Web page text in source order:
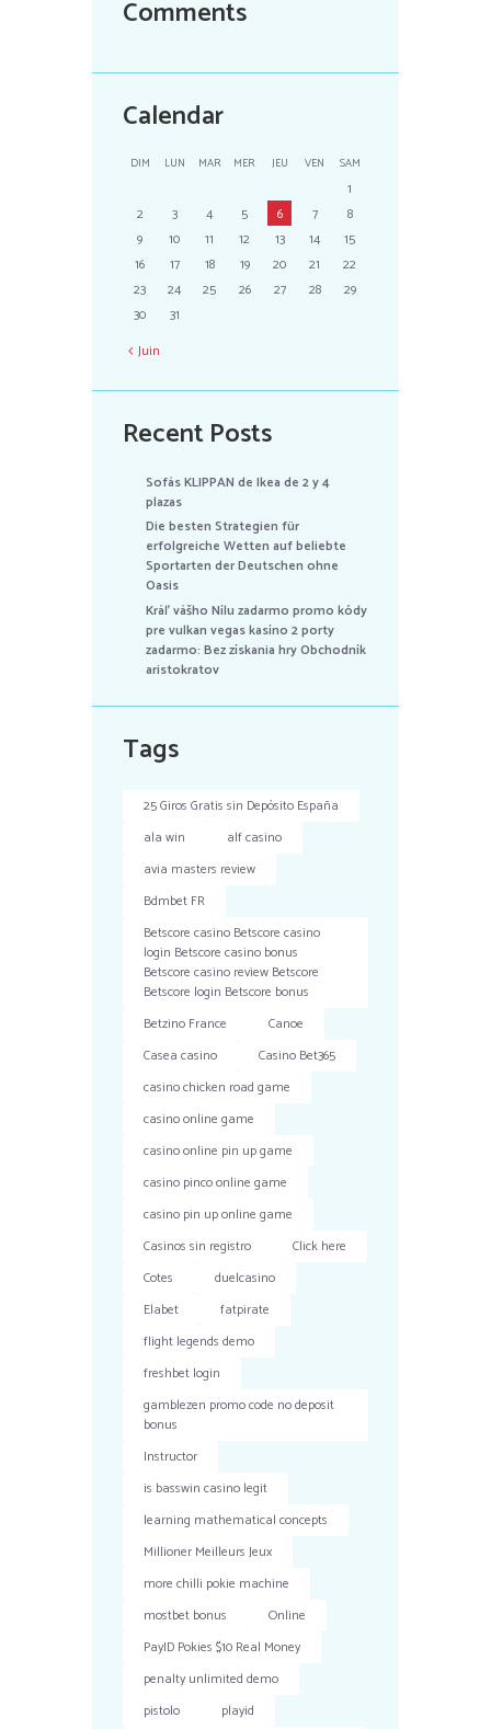
Comments
Calendar
DIM LUN MAR MER JEU VEN SAM
1
2
3 4 5 6 7
8
9
10 11 12 13 14
15
16
17 18 19 20 21
22
23
24 25 26 27 28
29
30
31
Juin
Recent Posts
Sofás KLIPPAN de Ikea de 2 y 4
plazas
Die besten Strategien für
erfolgreiche Wetten auf beliebte
Sportarten der Deutschen ohne
Oasis
Kráľ vášho Nílu zadarmo promo kódy
pre vulkan vegas kasíno 2 porty
zadarmo: Bez získania hry Obchodník
aristokratov
Tags
25 Giros Gratis sin Depósito España
ala win
alf casino
avia masters review
Bdmbet FR
Betscore casino Betscore casino
login Betscore casino bonus
Betscore casino review Betscore
Betscore login Betscore bonus
Betzino France
Canoe
Casea casino
Casino Bet365
casino chicken road game
casino online game
casino online pin up game
casino pinco online game
casino pin up online game
Casinos sin registro
Click here
Cotes
duelcasino
Elabet
fatpirate
flight legends demo
freshbet login
gamblezen promo code no deposit
bonus
Instructor
is basswin casino legit
learning mathematical concepts
Millioner Meilleurs Jeux
more chilli pokie machine
mostbet bonus
Online
PayID Pokies $10 Real Money
penalty unlimited demo
pistolo
playid